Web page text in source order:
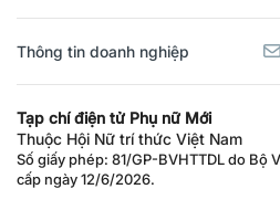
Thông tin doanh nghiệp
Tạp chí điện tử Phụ nữ Mới
Thuộc Hội Nữ trí thức Việt Nam
Số giấy phép: 81/GP-BVHTTDL do Bộ
cấp ngày 12/6/2026.